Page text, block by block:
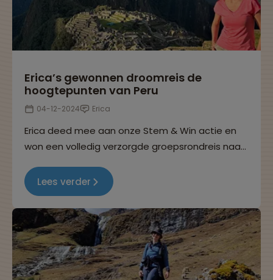
Erica’s gewonnen droomreis de
hoogtepunten van Peru
04-12-2024 Erica
Erica deed mee aan onze Stem & Win actie en
won een volledig verzorgde groepsrondreis naar
gewonnen reis heeft beleefd.
Lees verder